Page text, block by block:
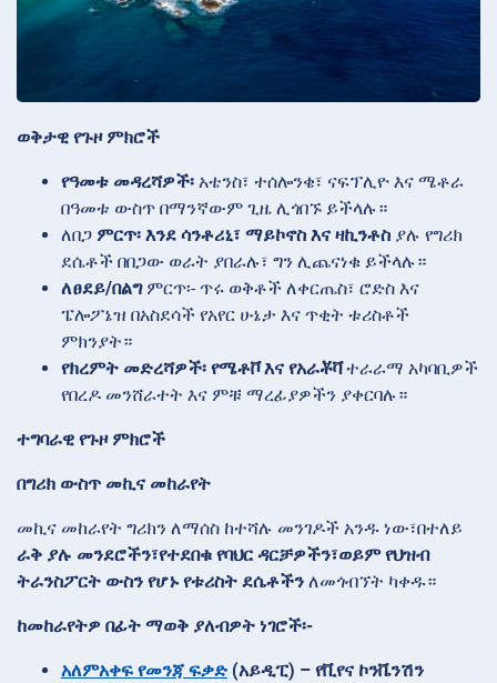
ወቅታዊ የጉዞ ምክሮች
የዓመቱ መዳረሻዎች፡ አቴንስ፣ ተሰሎንቄ፣ ናፍፕሊዮ እና ሜቶራ
በዓመቱ ውስጥ በማንኛውም ጊዜ ሊጎበኙ ይችላሉ።
ለበጋ ምርጥ፡ እንደ ሳንቶሪኒ፣ ማይኮኖስ እና ዛኪንቶስ ያሉ የግሪክ
ደሴቶች በበጋው ወራት ያበራሉ፣ ግን ሊጨናነቁ ይችላሉ።
ለፀደይ/በልግምርጥ፡- ጥሩ ወቅቶች ለቀርጤስ፣ ሮድስ እና
ፔሎፖኔዝ በአስደሳች የአየር ሁኔታ እና ጥቂት ቱሪስቶች
ምክንያት።
የክረምት መድረሻዎች፡ የሜቶቮ እና የአራቾቫተራራማ አካባቢዎች
የበረዶ መንሸራተት እና ምቹ ማረፊያዎችን ያቀርባሉ።
ተግባራዊ የጉዞ ምክሮች
በግሪክ ውስጥ መኪና መከራየት
መኪና መከራየት ግሪክን ለማሰስ ከተሻሉ መንገዶች አንዱ ነው፣በተለይ
ራቅ ያሉ መንደሮችን፣የተደበቁ የባህር ዳርቻዎችን፣ወይም የህዝብ
ትራንስፖርት ውስን የሆኑ የቱሪስት ደሴቶችን ለመጎብኘት ካቀዱ።
ከመከራየትዎ በፊት ማወቅ ያለብዎት ነገሮች፡-
አለምአቀፍ የመንጃ ፍቃድ (አይዲፒ) – የቪየና ኮንቬንሽን